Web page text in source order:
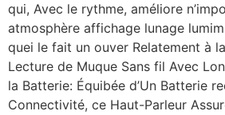
qui, Avec le rythme, améliore
atmosphère affichage lunage
quei le fait un ouver Relatement à
Lecture de Muque Sans fil Avec
la Batterie: Équibée d’Un Batterie
Connectivité, ce Haut-Parleur